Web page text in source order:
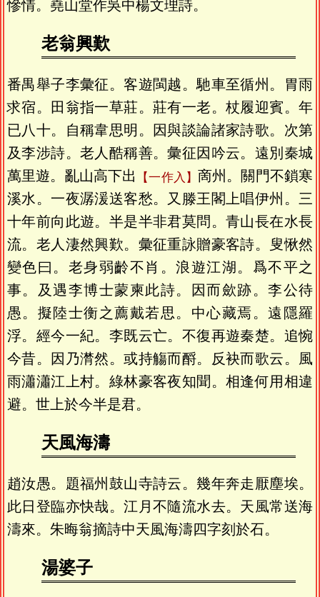
慘情。堯山堂作吳中楊文理詩。
老翁興歎
番禺舉子李彙征。客遊閩越。馳車至循州。胃雨
求宿。田翁指一草莊。莊有一老。杖履迎賓。年
已八十。自稱韋思明。因與談論諸家詩歌。次第
及李涉詩。老人酷稱善。彙征因吟云。遠別秦城
萬里遊。亂山高下出
一作入
啇州。關門不鎖寒
溪水。一夜潺湲送客愁。又滕王閣上唱伊州。三
十年前向此遊。半是半非君莫問。青山長在水長
流。老人淒然興歎。彙征重詠贈豪客詩。叟愀然
變色曰。老身弱齡不肖。浪遊江湖。爲不平之
事。及遇李博士蒙柬此詩。因而歛跡。李公待
愚。擬陸士衡之薦戴若思。中心藏焉。遠隱羅
浮。經今一紀。李既云亡。不復再遊秦楚。追惋
今昔。因乃潸然。或持觴而酹。反袂而歌云。風
雨瀟瀟江上村。綠林豪客夜知聞。相逢何用相違
避。世上於今半是君。
天風海濤
趙汝愚。題福州鼓山寺詩云。幾年奔走厭塵埃。
此日登臨亦快哉。江月不隨流水去。天風常送海
濤來。朱晦翁摘詩中天風海濤四字刻於石。
湯婆子